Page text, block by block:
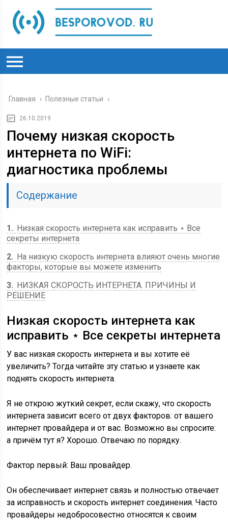
Главная › Полезные статьи ›
26.10.2019
Почему низкая скорость
интернета по WiFi:
диагностика проблемы
Содержание
1
Низкая скорость интернета как исправить ⋆ Все
секреты интернета
2
На низкую скорость интернета влияют очень многие
факторы, которые вы можете изменить
3
НИЗКАЯ СКОРОСТЬ ИНТЕРНЕТА. ПРИЧИНЫ И
РЕШЕНИЕ
Низкая скорость интернета как
исправить ⋆ Все секреты интернета
У вас низкая скорость интернета и вы хотите её
увеличить? Тогда читайте эту статью и узнаете как
поднять скорость интернета.
Я не открою жуткий секрет, если скажу, что скорость
интернета зависит всего от двух факторов: от вашего
интернет провайдера и от вас. Возможно вы спросите:
а причём тут я? Хорошо. Отвечаю по порядку.
Фактор первый: Ваш провайдер.
Он обеспечивает интернет связь и полностью отвечает
за исправность и скорость интернет соединения. Часто
провайдеры недобросовестно относятся к своим